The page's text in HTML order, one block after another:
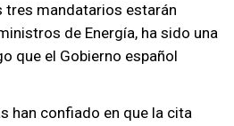
tres mandatarios estarán
de Energía, ha sido una
que el Gobierno español
han confiado en que la cita